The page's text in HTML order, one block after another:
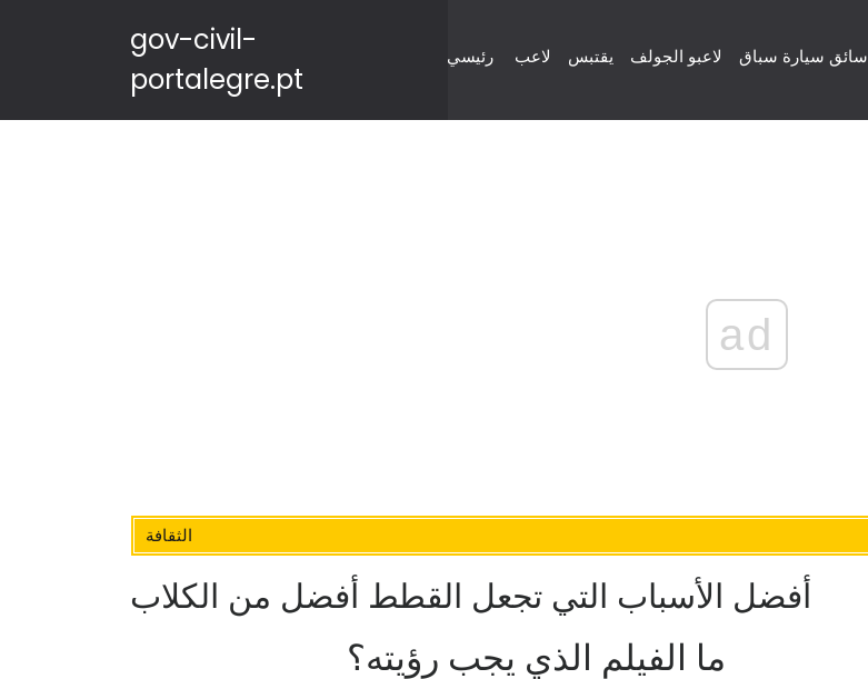
gov-civil-
portalegre.pt
رئيسي لاعب يقتبس لاعبو الجولف سائق سيارة سباق
ad
الثقافة
أفضل الأسباب التي تجعل القطط أفضل من الكلاب
ما الفيلم الذي يجب رؤيته؟